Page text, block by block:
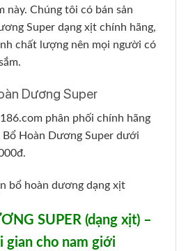
này. Chúng tôi có bán sản
Super dạng xịt chính hãng,
chất lượng nên mọi người có
Dương Super
phân phối chính hãng
Bổ Hoàn Dương Super dưới
SUPER (dạng xịt) –
gian cho nam giới